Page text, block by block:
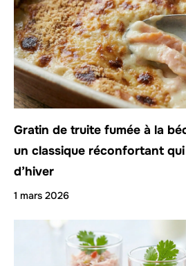
Gratin de truite fumée à la
un classique réconfortant
d’hiver
1 mars 2026